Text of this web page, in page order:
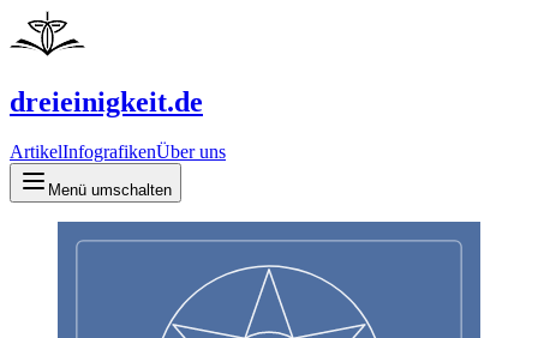
dreieinigkeit.de
ArtikelInfografikenÜber uns
Menü umschalten